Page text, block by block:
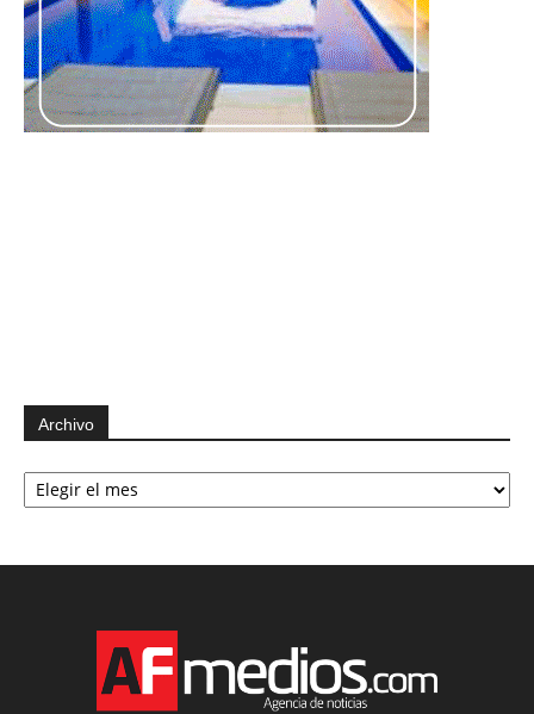
Archivo
Archivo